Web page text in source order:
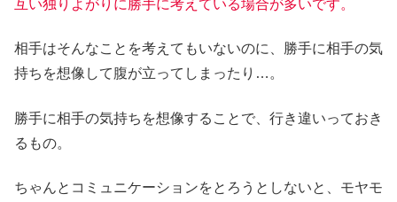
互い独りよがりに勝手に考えている場合が多いです。
相手はそんなことを考えてもいないのに、勝手に相手の気
持ちを想像して腹が立ってしまったり…。
勝手に相手の気持ちを想像することで、行き違いっておき
るもの。
ちゃんとコミュニケーションをとろうとしないと、モヤモ